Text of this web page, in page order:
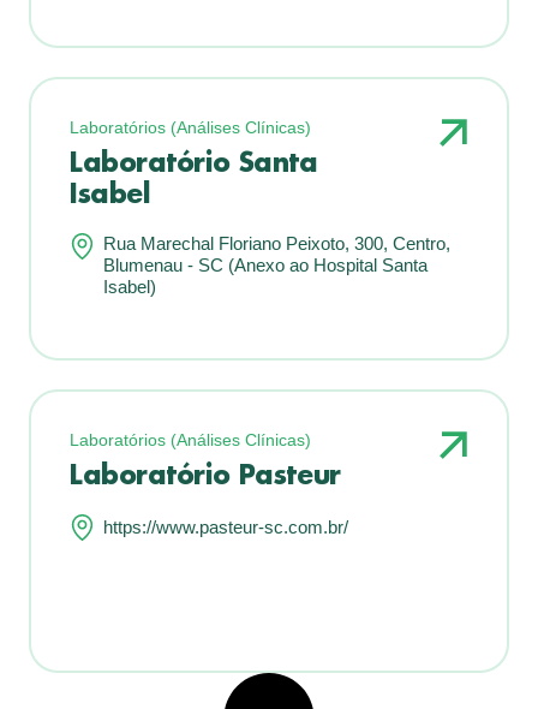
Laboratórios (Análises Clínicas)
Laboratório Santa
Isabel
Rua Marechal Floriano Peixoto, 300, Centro,
Blumenau - SC (Anexo ao Hospital Santa
Isabel)
Laboratórios (Análises Clínicas)
Laboratório Pasteur
https://www.pasteur-sc.com.br/